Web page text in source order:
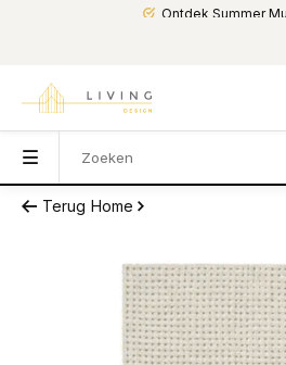
Ontdek Summer
Terug Home